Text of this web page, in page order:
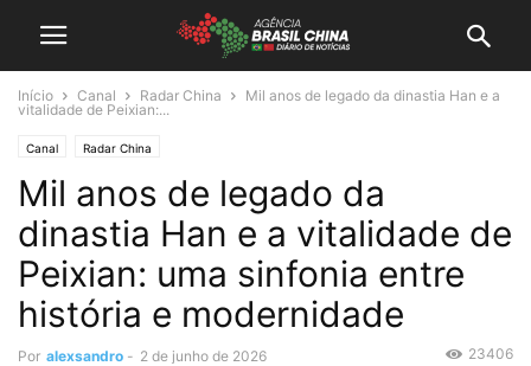
Início Canal Radar China
Mil anos de legado da dinastia Han e a
vitalidade de Peixian:...
Canal Radar China
Mil anos de legado da
dinastia Han e a vitalidade de
Peixian: uma sinfonia entre
história e modernidade
Por alexsandro - 2 de junho de 2026 23406